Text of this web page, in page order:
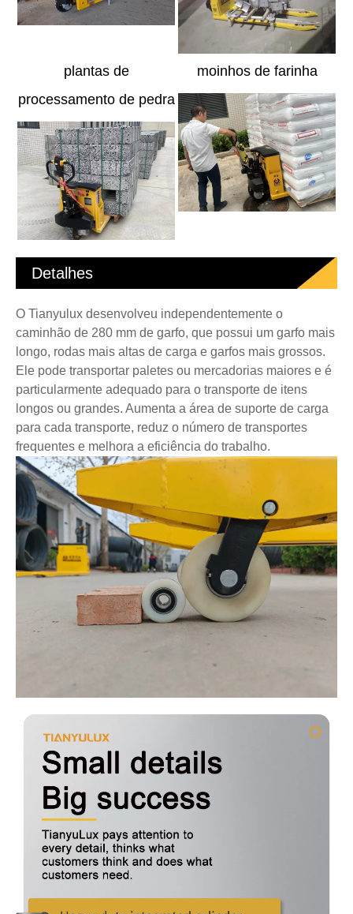
plantas de
processamento de pedra
moinhos de farinha
Detalhes
O Tianyulux desenvolveu independentemente o
caminhão de 280 mm de garfo, que possui um garfo mais
longo, rodas mais altas de carga e garfos mais grossos.
Ele pode transportar paletes ou mercadorias maiores e é
particularmente adequado para o transporte de itens
longos ou grandes. Aumenta a área de suporte de carga
para cada transporte, reduz o número de transportes
frequentes e melhora a eficiência do trabalho.